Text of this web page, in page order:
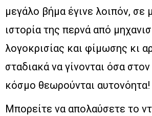
μεγάλο βήμα έγινε λοιπόν, σε
ιστορία της περνά από
λογοκρισίας και φίμωσης κι
σταδιακά να γίνονται όσα
κόσμο θεωρούνται αυτονόητα!
Μπορείτε να απολαύσετε το